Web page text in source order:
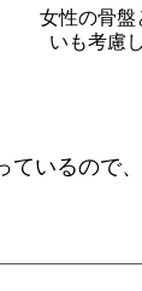
女性の骨盤
いも考慮
ているので